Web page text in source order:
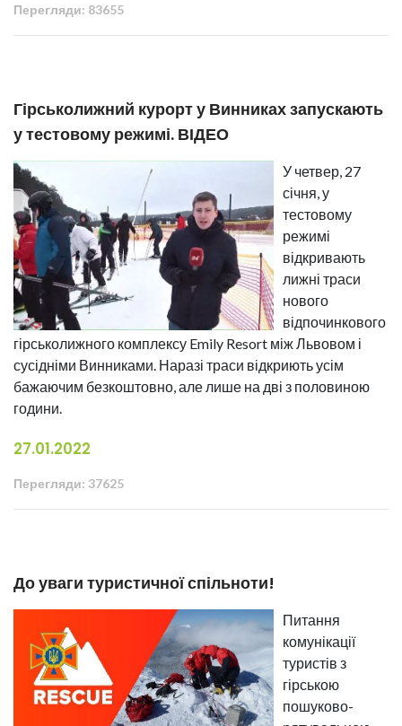
Перегляди: 83655
Гірськолижний курорт у Винниках запускають
у тестовому режимі. ВІДЕО
У четвер, 27
січня, у
тестовому
режимі
відкривають
лижні траси
нового
відпочинкового
гірськолижного комплексу Emily Resort між Львовом і
сусідніми Винниками. Наразі траси відкриють усім
бажаючим безкоштовно, але лише на дві з половиною
години.
27.01.2022
Перегляди: 37625
До уваги туристичної спільноти!
Питання
комунікації
туристів з
гірською
пошуково-